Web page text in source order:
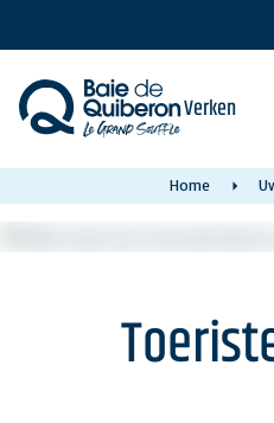
content
Verken
Home